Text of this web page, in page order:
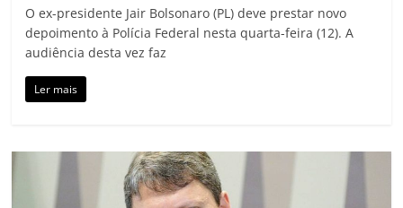
O ex-presidente Jair Bolsonaro (PL) deve prestar novo
depoimento à Polícia Federal nesta quarta-feira (12). A
audiência desta vez faz
Ler mais